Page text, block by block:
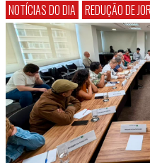
NOTÍCIAS DO DIA REDUÇÃO DE